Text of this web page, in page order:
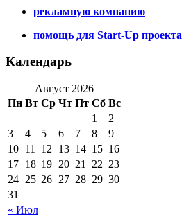
рекламную компанию
помощь для Start-Up проекта
Календарь
Август 2026
Пн Вт Ср Чт Пт Сб Вс
« Июл
1
2
3
4 5 6 7 8
9
10 11 12 13 14 15 16
17 18 19 20 21 22 23
24 25 26 27 28 29 30
31